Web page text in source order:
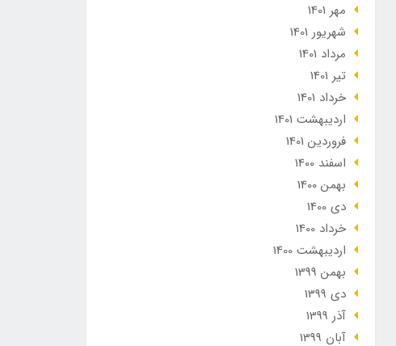
مهر 1401
شهریور 1401
مرداد 1401
تير 1401
خرداد 1401
ارديبهشت 1401
فروردین 1401
اسفند 1400
بهمن 1400
دی 1400
خرداد 1400
ارديبهشت 1400
بهمن 1399
دی 1399
آذر 1399
آبان 1399